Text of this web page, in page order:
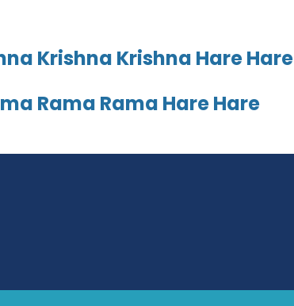
Krishna Krishna Hare Hare
Rama Rama Hare Hare